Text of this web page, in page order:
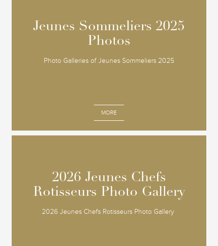
Jeunes Sommeliers 2025
Photos
Photo Galleries of Jeunes Sommeliers 2025
MORE
Jeunes Sommeliers 2025
Photos
2026 Jeunes Chefs
Rotisseurs Photo Gallery
2026 Jeunes Chefs Rotisseurs Photo Gallery
2026 Jeunes Chefs
Rotisseurs Photo Gallery